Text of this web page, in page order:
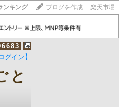
ンキング ブログを作成 楽天市場
グイン】
と